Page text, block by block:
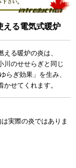
える電気式暖炉
える暖炉の炎は、
川のせせらぎと同じ
らぎ効果」を生み、
かせてくれます。
実際の炎ではありま